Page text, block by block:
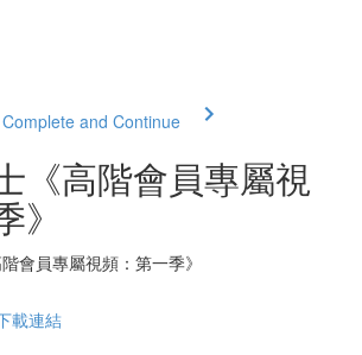
Complete and Continue
《高階會員專屬視
會員專屬視頻：第一季》
載連結